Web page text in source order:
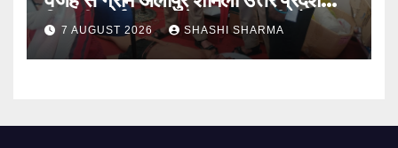
निवासी आर्यन कुमार के सर पर गहरी चोट आ
गई
7 AUGUST 2026 SHASHI SHARMA